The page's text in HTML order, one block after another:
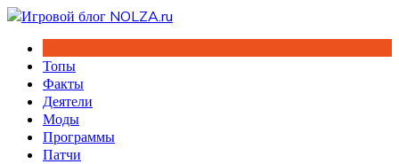
Перейти
содержимому
Топы
Факты
Деятели
Моды
Программы
Патчи